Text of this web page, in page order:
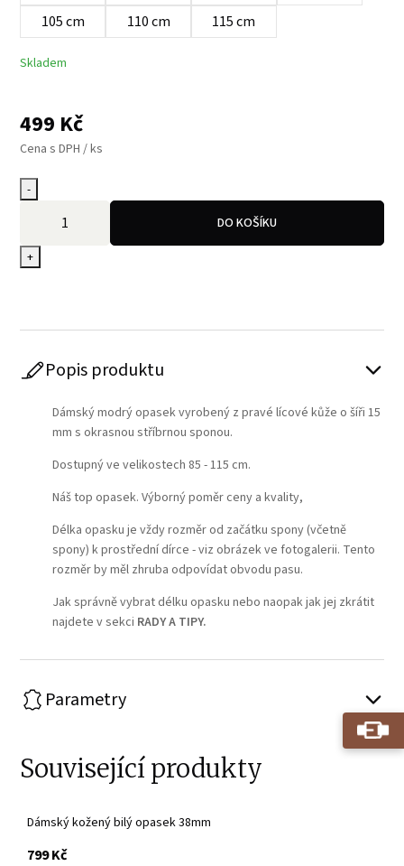
105 cm
110 cm 115 cm
Skladem
499 Kč
Cena s DPH / ks
-
+
DO KOŠÍKU
Popis produktu
Dámský modrý opasek vyrobený z pravé lícové kůže o šíři 15
mm s okrasnou stříbrnou sponou.
Dostupný ve velikostech 85 - 115 cm.
Náš top opasek. Výborný poměr ceny a kvality,
Délka opasku je vždy rozměr od začátku spony (včetně
spony) k prostřední dírce - viz obrázek ve fotogalerii. Tento
rozměr by měl zhruba odpovídat obvodu pasu.
Jak správně vybrat délku opasku nebo naopak jak jej zkrátit
najdete v sekci RADY A TIPY.
Parametry
Související produkty
Dámský kožený bilý opasek 38mm
799 Kčs DPH